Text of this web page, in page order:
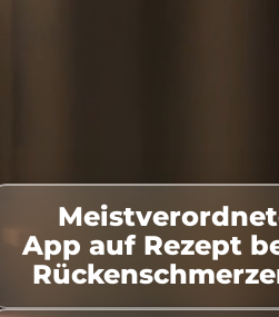
App auf Rezept
100% Kostenübernahme